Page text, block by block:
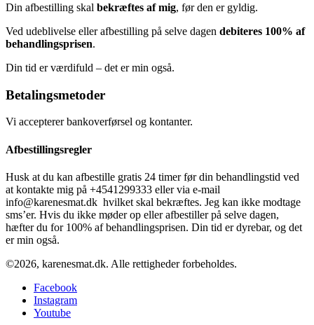
Din afbestilling skal bekræftes af mig, før den er gyldig.
Ved udeblivelse eller afbestilling på selve dagen debiteres 100% af
behandlingsprisen.
Din tid er værdifuld – det er min også.
Betalingsmetoder
Vi accepterer bankoverførsel og kontanter.
Afbestillingsregler
Husk at du kan afbestille gratis 24 timer før din behandlingstid ved
at kontakte mig på +4541299333 eller via e-mail
info@karenesmat.dk hvilket skal bekræftes. Jeg kan ikke modtage
sms’er. Hvis du ikke møder op eller afbestiller på selve dagen,
hæfter du for 100% af behandlingsprisen. Din tid er dyrebar, og det
er min også.
©2026, karenesmat.dk. Alle rettigheder forbeholdes.
Facebook
Instagram
Youtube